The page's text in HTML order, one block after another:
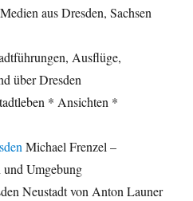
aus Dresden, Sachsen
Ausflüge,
über Dresden
* Ansichten *
Michael Frenzel –
und Umgebung
Neustadt von Anton Launer